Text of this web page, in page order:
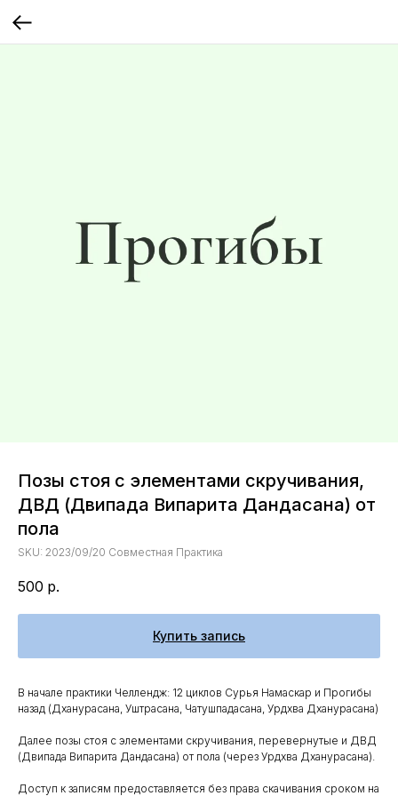
Позы стоя с элементами скручивания,
ДВД (Двипада Випарита Дандасана) от
пола
SKU: 2023/09/20 Совместная Практика
500 р.
Купить запись
В начале практики Челлендж: 12 циклов Сурья Намаскар и Прогибы
назад (Дханурасана, Уштрасана, Чатушпадасана, Урдхва Дханурасана)
Далее позы стоя с элементами скручивания, перевернутые и ДВД
(Двипада Випарита Дандасана) от пола (через Урдхва Дханурасана).
Доступ к записям предоставляется без права скачивания сроком на